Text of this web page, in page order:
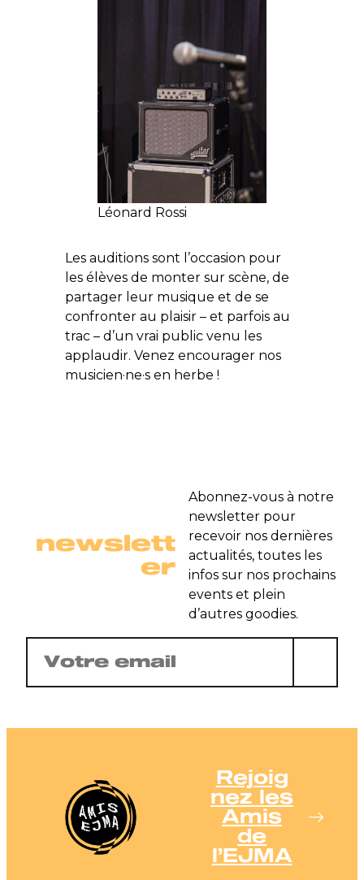
Léonard Rossi
Les auditions sont l’occasion pour
les élèves de monter sur scène, de
partager leur musique et de se
confronter au plaisir – et parfois au
trac – d’un vrai public venu les
applaudir. Venez encourager nos
musicien·ne·s en herbe !
newslett
er
Abonnez-vous à notre
newsletter pour
recevoir nos dernières
actualités, toutes les
infos sur nos prochains
events et plein
d’autres goodies.
mail(Nécessaire)
Rejoig
nez les
Amis
de
l’EJMA